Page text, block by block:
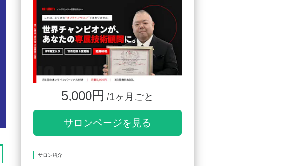
5,000円 /1ヶ月ごと
サロンページを見る
サロン紹介